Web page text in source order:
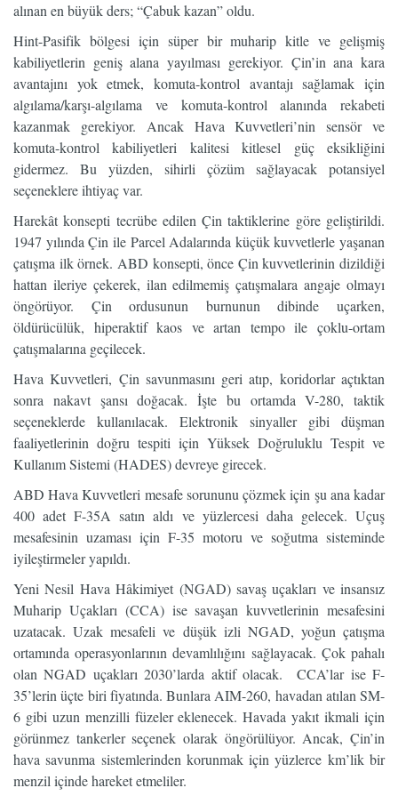
alınan en büyük ders; “Çabuk kazan” oldu.
Hint-Pasifik bölgesi için süper bir muharip kitle ve gelişmiş
kabiliyetlerin geniş alana yayılması gerekiyor. Çin’in ana kara
avantajını yok etmek, komuta-kontrol avantajı sağlamak için
algılama/karşı-algılama ve komuta-kontrol alanında rekabeti
kazanmak gerekiyor. Ancak Hava Kuvvetleri’nin sensör ve
komuta-kontrol kabiliyetleri kalitesi kitlesel güç eksikliğini
gidermez. Bu yüzden, sihirli çözüm sağlayacak potansiyel
seçeneklere ihtiyaç var.
Harekât konsepti tecrübe edilen Çin taktiklerine göre geliştirildi.
1947 yılında Çin ile Parcel Adalarında küçük kuvvetlerle yaşanan
çatışma ilk örnek. ABD konsepti, önce Çin kuvvetlerinin dizildiği
hattan ileriye çekerek, ilan edilmemiş çatışmalara angaje olmayı
öngörüyor. Çin ordusunun burnunun dibinde uçarken,
öldürücülük, hiperaktif kaos ve artan tempo ile çoklu-ortam
çatışmalarına geçilecek.
Hava Kuvvetleri, Çin savunmasını geri atıp, koridorlar açtıktan
sonra nakavt şansı doğacak. İşte bu ortamda V-280, taktik
seçeneklerde kullanılacak. Elektronik sinyaller gibi düşman
faaliyetlerinin doğru tespiti için Yüksek Doğruluklu Tespit ve
Kullanım Sistemi (HADES) devreye girecek.
ABD Hava Kuvvetleri mesafe sorununu çözmek için şu ana kadar
400 adet F-35A satın aldı ve yüzlercesi daha gelecek. Uçuş
mesafesinin uzaması için F-35 motoru ve soğutma sisteminde
iyileştirmeler yapıldı.
Yeni Nesil Hava Hâkimiyet (NGAD) savaş uçakları ve insansız
Muharip Uçakları (CCA) ise savaşan kuvvetlerinin mesafesini
uzatacak. Uzak mesafeli ve düşük izli NGAD, yoğun çatışma
ortamında operasyonlarının devamlılığını sağlayacak. Çok pahalı
olan NGAD uçakları 2030’larda aktif olacak. CCA’lar ise F-
35’lerin üçte biri fiyatında. Bunlara AIM-260, havadan atılan SM-
6 gibi uzun menzilli füzeler eklenecek. Havada yakıt ikmali için
görünmez tankerler seçenek olarak öngörülüyor. Ancak, Çin’in
hava savunma sistemlerinden korunmak için yüzlerce km’lik bir
menzil içinde hareket etmeliler.